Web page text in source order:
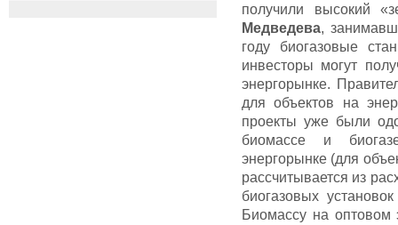
получили высокий
Медведева,
году биогазовые
инвесторы могут
энергорынке.
для объектов на
проекты уже были
биомассе и
энергорынке (для
рассчитывается из
биогазовых
Биомассу на оптовом